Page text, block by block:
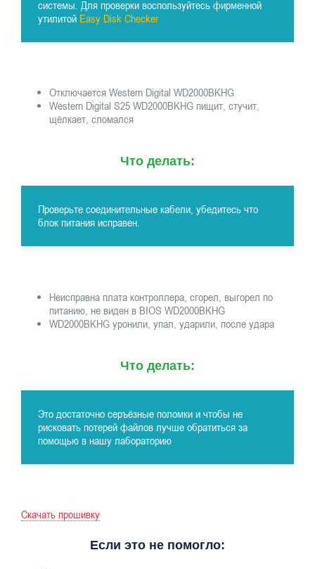
системы. Для проверки воспользуйтесь фирменной
утилитой Easy Disk Checker
Отключается Western Digital WD2000BKHG
Western Digital S25 WD2000BKHG пищит, стучит,
щёлкает, сломался
Что делать:
Проверьте соединительные кабели, убедитесь что
блок питания исправен.
Неисправна плата контроллера, сгорел, выгорел по
питанию, не виден в BIOS WD2000BKHG
WD2000BKHG уронили, упал, ударили, после удара
Что делать:
Это достаточно серъёзные поломки и чтобы не
рисковать потерей файлов лучше обратиться за
помощью в нашу лабораторию
Скачать прошивку
Если это не помогло: